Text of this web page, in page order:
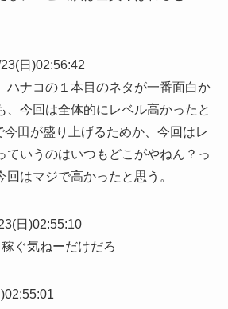
日)02:56:42
ハナコの１本目のネタが一番面白か
、今回は全体的にレベル高かったと
今田が盛り上げるためか、今回はレ
ていうのはいつもどこがやねん？っ
回はマジで高かったと思う。
日)02:55:10
ぐ気ねーだけだろ